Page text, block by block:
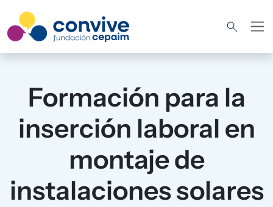
Formación para la
inserción laboral en
montaje de
instalaciones solares